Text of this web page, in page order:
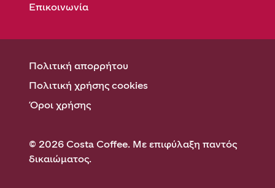
Επικοινωνία
Πολιτική απορρήτου
Πολιτική χρήσης cookies
Όροι χρήσης
© 2026 Costa Coffee. Με επιφύλαξη παντός
δικαιώματος.